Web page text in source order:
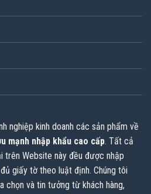
nghiệp kinh doanh các sản phẩm về
mạnh nhập khẩu cao cấp. Tất cả
Website này đều được nhập
giấy tờ theo luật định. Chúng tôi
chọn và tin tưởng từ khách hàng,